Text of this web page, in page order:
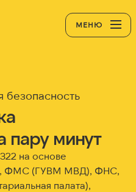
МЕНЮ
безопасность
пару минут
на основе
ФМС (ГУВМ МВД), ФНС,
палата),